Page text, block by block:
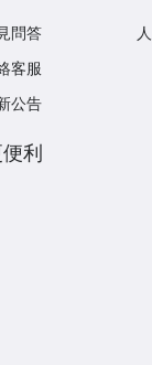
問答
客服
公告
利